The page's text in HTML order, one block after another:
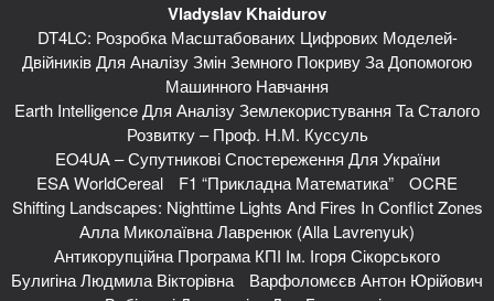
Vladyslav Khaidurov
DT4LC: Розробка Масштабованих Цифрових Моделей-
Двійників Для Аналізу Змін Земного Покриву За Допомогою
Машинного Навчання
Earth Intelligence Для Аналізу Землекористування Та Сталого
Розвитку – Проф. Н.М. Куссуль
EO4UA – Супутникові Спостереження Для України
ESA WorldCereal
F1 “Прикладна Математика”
OCRE
Shifting Landscapes: Nighttime Lights And Fires In Conflict Zones
Алла Миколаївна Лавренюк (Alla Lavrenyuk)
Антикорупційна Програма КПІ Ім. Ігоря Сікорського
Булигіна Людмила Вікторівна
Варфоломєєв Антон Юрійович